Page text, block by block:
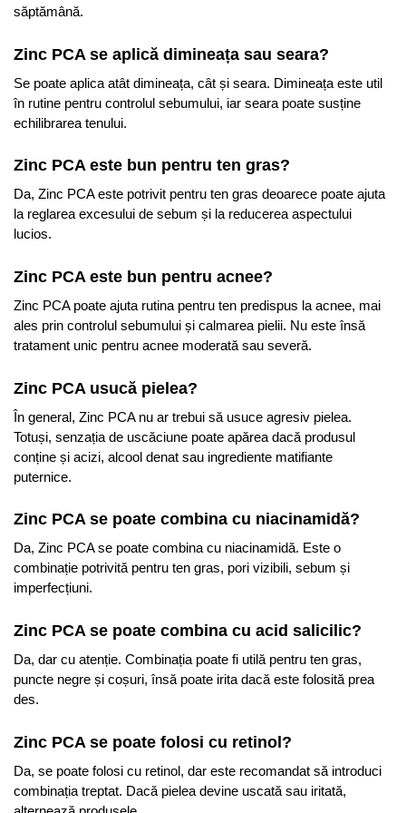
săptămână.
Zinc PCA se aplică dimineața sau seara?
Se poate aplica atât dimineața, cât și seara. Dimineața este util
în rutine pentru controlul sebumului, iar seara poate susține
echilibrarea tenului.
Zinc PCA este bun pentru ten gras?
Da, Zinc PCA este potrivit pentru ten gras deoarece poate ajuta
la reglarea excesului de sebum și la reducerea aspectului
lucios.
Zinc PCA este bun pentru acnee?
Zinc PCA poate ajuta rutina pentru ten predispus la acnee, mai
ales prin controlul sebumului și calmarea pielii. Nu este însă
tratament unic pentru acnee moderată sau severă.
Zinc PCA usucă pielea?
În general, Zinc PCA nu ar trebui să usuce agresiv pielea.
Totuși, senzația de uscăciune poate apărea dacă produsul
conține și acizi, alcool denat sau ingrediente matifiante
puternice.
Zinc PCA se poate combina cu niacinamidă?
Da, Zinc PCA se poate combina cu niacinamidă. Este o
combinație potrivită pentru ten gras, pori vizibili, sebum și
imperfecțiuni.
Zinc PCA se poate combina cu acid salicilic?
Da, dar cu atenție. Combinația poate fi utilă pentru ten gras,
puncte negre și coșuri, însă poate irita dacă este folosită prea
des.
Zinc PCA se poate folosi cu retinol?
Da, se poate folosi cu retinol, dar este recomandat să introduci
combinația treptat. Dacă pielea devine uscată sau iritată,